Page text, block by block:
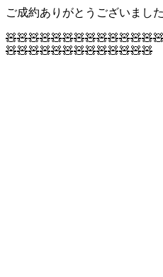
ご成約ありがとうございました
🧸🧸🧸🧸🧸🧸🧸🧸🧸🧸🧸🧸🧸